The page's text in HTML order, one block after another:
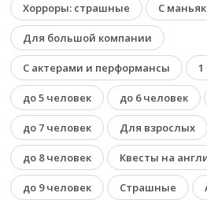
Хорроры: страшные С
Для большой компании
С актерами и перформансы 1
до 5 человек до 6 человек
до 7 человек Для взрослых
до 8 человек Квесты на
до 9 человек Страшные